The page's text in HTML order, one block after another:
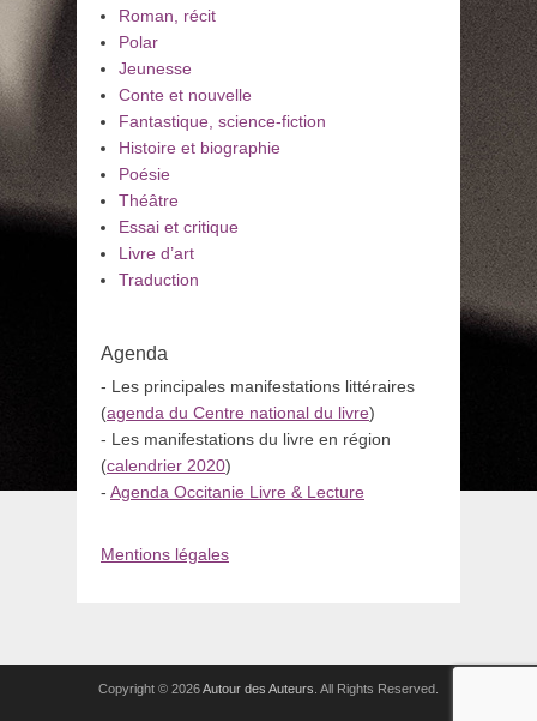
Roman, récit
Polar
Jeunesse
Conte et nouvelle
Fantastique, science-fiction
Histoire et biographie
Poésie
Théâtre
Essai et critique
Livre d’art
Traduction
Agenda
- Les principales manifestations littéraires
(agenda du Centre national du livre)
- Les manifestations du livre en région
(calendrier 2020)
- Agenda Occitanie Livre & Lecture
Mentions légales
Copyright © 2026Autour des Auteurs . All Rights Reserved.